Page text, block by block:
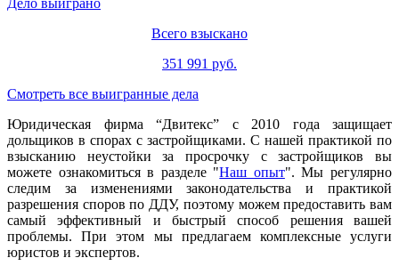
Дело выиграно
Всего взыскано
351 991 руб.
Смотреть все выигранные дела
Юридическая фирма “Двитекс” с 2010 года защищает
дольщиков в спорах с застройщиками. С нашей практикой по
взысканию неустойки за просрочку с застройщиков вы
можете ознакомиться в разделе "Наш опыт". Мы регулярно
следим за изменениями законодательства и практикой
разрешения споров по ДДУ, поэтому можем предоставить вам
самый эффективный и быстрый способ решения вашей
проблемы. При этом мы предлагаем комплексные услуги
юристов и экспертов.